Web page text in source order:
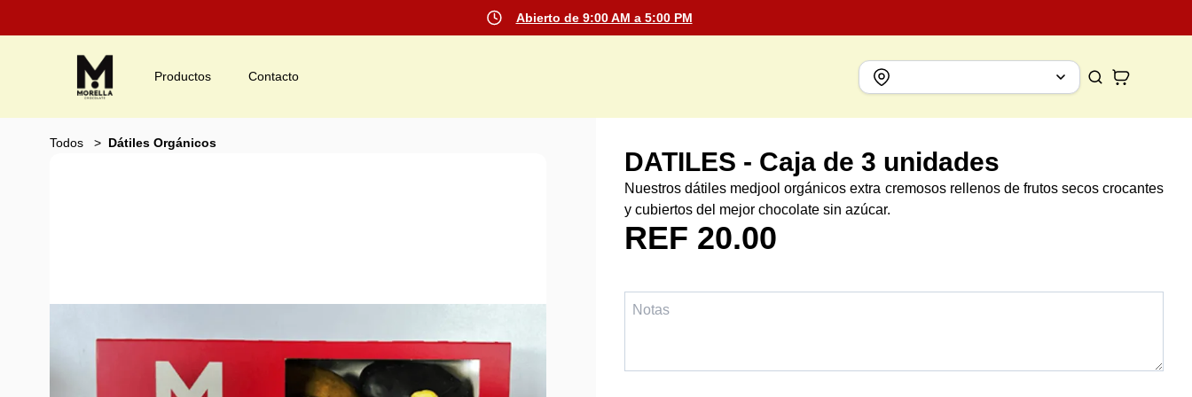
Abierto de 9:00 AM a 5:00 PM
Productos Contacto
Todos Dátiles Orgánicos
DATILES - Caja de 3 unidades
Nuestros dátiles medjool orgánicos extra cremosos rellenos de frutos secos crocantes
y cubiertos del mejor chocolate sin azúcar.
REF 20.00